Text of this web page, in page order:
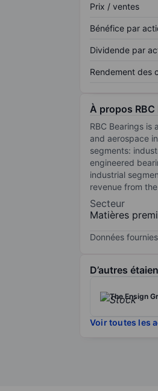
Prix / ventes
Bénéfice par
Dividende par
Rendement des
À propos
RBC Bearings
and aerospace
segments:
engineered
industrial
revenue from
Secteur
Matières
Données
D’autres
The Ensign
Voir toutes les